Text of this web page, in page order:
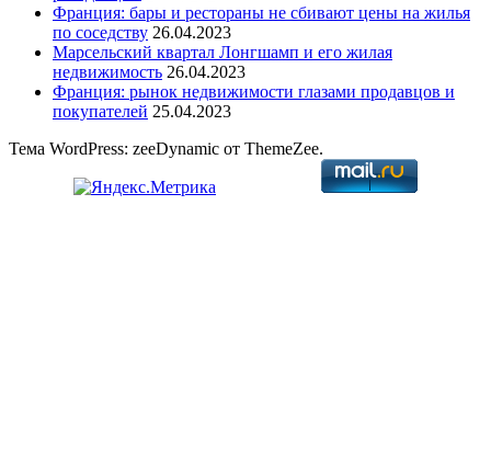
Франция: бары и рестораны не сбивают цены на жилья
по соседству 26.04.2023
Марсельский квартал Лонгшамп и его жилая
недвижимость 26.04.2023
Франция: рынок недвижимости глазами продавцов и
покупателей 25.04.2023
Тема WordPress: zeeDynamic от ThemeZee.